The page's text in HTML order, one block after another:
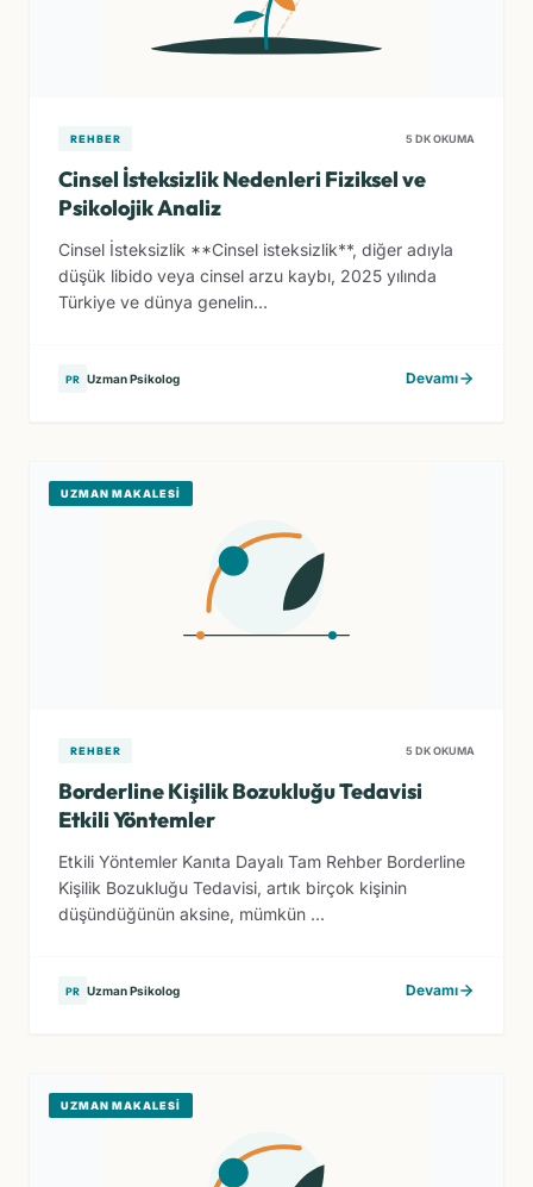
REHBER 5 DK OKUMA
Cinsel İsteksizlik Nedenleri Fiziksel ve
Psikolojik Analiz
Cinsel İsteksizlik **Cinsel isteksizlik**, diğer adıyla
düşük libido veya cinsel arzu kaybı, 2025 yılında
Türkiye ve dünya genelin...
PR Uzman Psikolog Devamı
UZMAN MAKALESI
REHBER 5 DK OKUMA
Borderline Kişilik Bozukluğu Tedavisi
Etkili Yöntemler
Etkili Yöntemler Kanıta Dayalı Tam Rehber Borderline
Kişilik Bozukluğu Tedavisi, artık birçok kişinin
düşündüğünün aksine, mümkün ...
PR Uzman Psikolog Devamı
UZMAN MAKALESI